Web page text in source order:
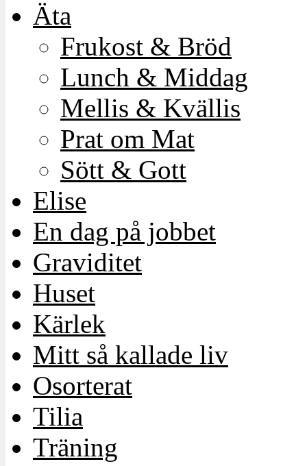
Äta
Frukost & Bröd
Lunch & Middag
Mellis & Kvällis
Prat om Mat
Sött & Gott
Elise
En dag på jobbet
Graviditet
Huset
Kärlek
Mitt så kallade liv
Osorterat
Tilia
Träning